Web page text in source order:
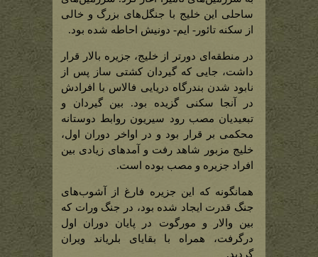
ساحلی این خلیج با جنگل‌های بزرگ و خالی
از سکنه تائور- ایم- دونیش احاطه شده بود.
در منطقه‌ای دورتر از خلیج، جزیره بالار قرار
داشت، جایی که گیردان کشتی ساز پس از
نابود شدن بندرگاه دریایی فالاس با افرادش
در آنجا سکنی گزیده بود. بین گیردان و
تبعیدیان مصب رود سیریون روابط دوستانه
محکمی بر قرار بود و در اواخر دوران اول،
خلیج مزبور شاهد رفت و آمدهای زیادی بین
افراد جزیره و مصب بوده است.
همانگونه که این جزیره فارغ از آشوب‌های
جنگ قدرت ایجاد شده بود، در جنگ ورات که
بین والار و مورگوت در پایان دوران اول
درگرفت، همراه با بقایای بلریاند ویران
گردید.